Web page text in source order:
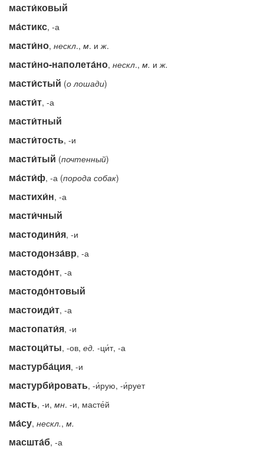
масти́ковый
ма́стикс, -а
масти́но, нескл., м. иж.
масти́но-наполета́но, нескл., м. иж.
масти́стый (о лошади)
масти́т, -а
масти́тный
масти́тость, -и
масти́тый (почтенный)
ма́сти́ф, -а (порода собак)
мастихи́н, -а
масти́чный
мастодини́я, -и
мастодонза́вр, -а
мастодо́нт, -а
мастодо́нтовый
мастоиди́т, -а
мастопати́я, -и
мастоци́ты, -ов, ед. -ци́т, -а
мастурба́ция, -и
мастурби́ровать, -и́рую, -и́рует
масть, -и, мн. -и, масте́й
ма́су, нескл., м.
масшта́б, -а